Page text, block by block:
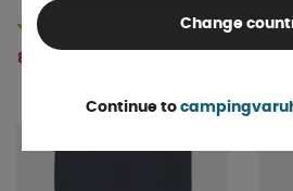
829 kr
Change
Continue to